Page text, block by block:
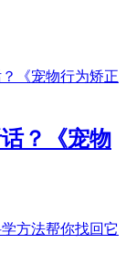
？《宠物